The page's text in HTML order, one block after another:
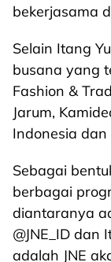
bekerjasama
Selain Itang
busana yang
Fashion &
Jarum,
Indonesia
Sebagai
berbagai
diantaranya
@JNE_ID dan
adalah JNE